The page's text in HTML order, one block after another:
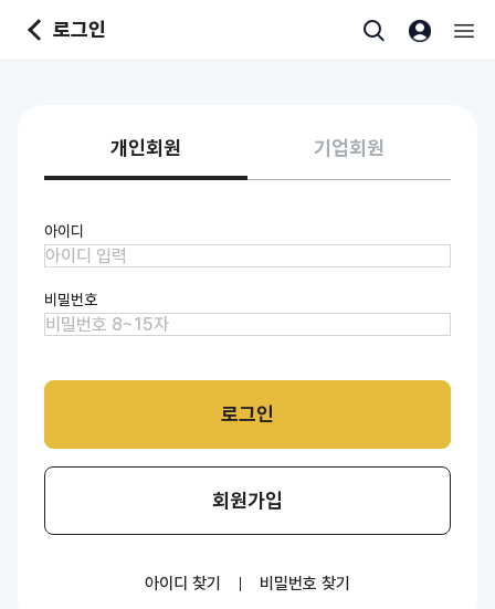
로그인
개인회원
아이디
비밀번호
로그인
회원가입
아이디 찾기 비밀번호 찾기
기업회원